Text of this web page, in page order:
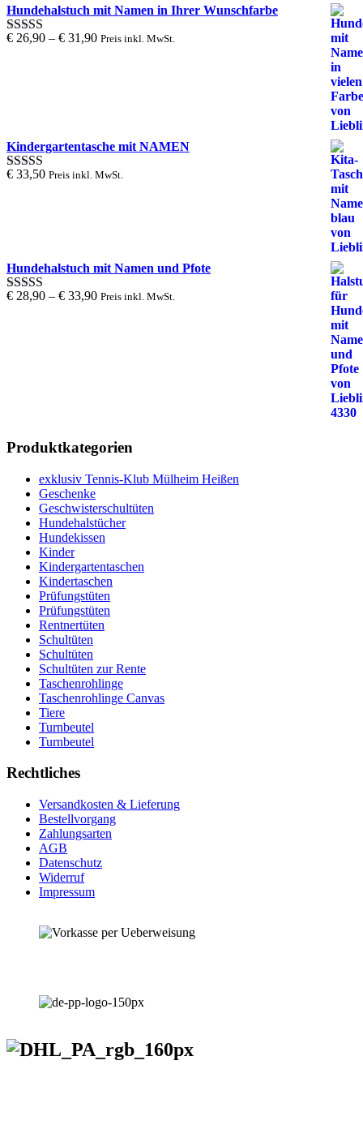
Hundehalstuch mit Namen in Ihrer Wunschfarbe
Bewertung
€ 26,90 – € 31,90 Preis inkl. MwSt.
Kindergartentasche mit NAMEN
Bewertung
€ 33,50 Preis inkl. MwSt.
Hundehalstuch mit Namen und Pfote
Bewertung
€ 28,90 – € 33,90 Preis inkl. MwSt.
Produktkategorien
exklusiv Tennis-Klub Mülheim Heißen
Geschenke
Geschwisterschultüten
Hundehalstücher
Hundekissen
Kinder
Kindergartentaschen
Kindertaschen
Prüfungstüten
Prüfungstüten
Rentnertüten
Schultüten
Schultüten
Schultüten zur Rente
Taschenrohlinge
Taschenrohlinge Canvas
Tiere
Turnbeutel
Turnbeutel
Rechtliches
Versandkosten & Lieferung
Bestellvorgang
Zahlungsarten
AGB
Datenschutz
Widerruf
Impressum